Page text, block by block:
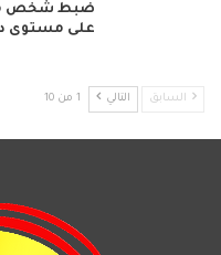
ضبط شخص
على مستوى
السابق التالي 1 من 10